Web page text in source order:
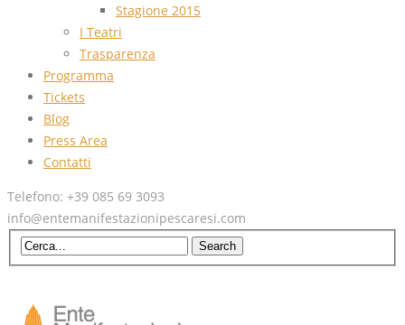
Stagione 2015
I Teatri
Trasparenza
Programma
Tickets
Blog
Press Area
Contatti
Telefono: +39 085 69 3093
info@entemanifestazionipescaresi.com